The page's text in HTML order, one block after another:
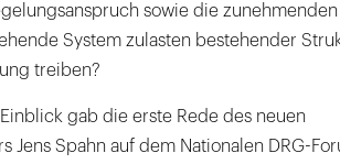
sowie die
System zulasten bestehender
treiben?
gab die erste Rede des neuen
Jens Spahn auf dem Nationalen DRG-